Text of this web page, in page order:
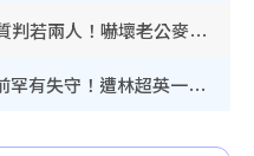
簡淑兒染金毛剪短頭髮氣質判若兩人！嚇壞老公麥大力都認唔出：「你做咩事？」
TVB新聞主播陳嘉欣鏡頭前罕有失守！遭林超英一句說話突襲嚇親當場大笑